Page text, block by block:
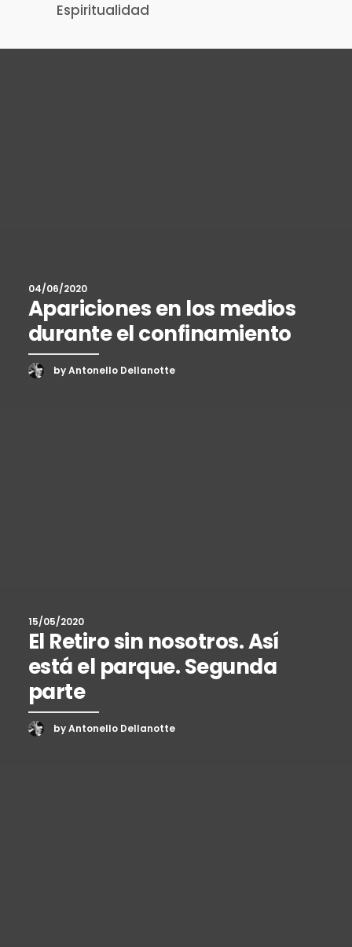
Espiritualidad
04/06/2020
Apariciones en los medios
durante el confinamiento
by Antonello Dellanotte
15/05/2020
El Retiro sin nosotros. Así
está el parque. Segunda
parte
by Antonello Dellanotte